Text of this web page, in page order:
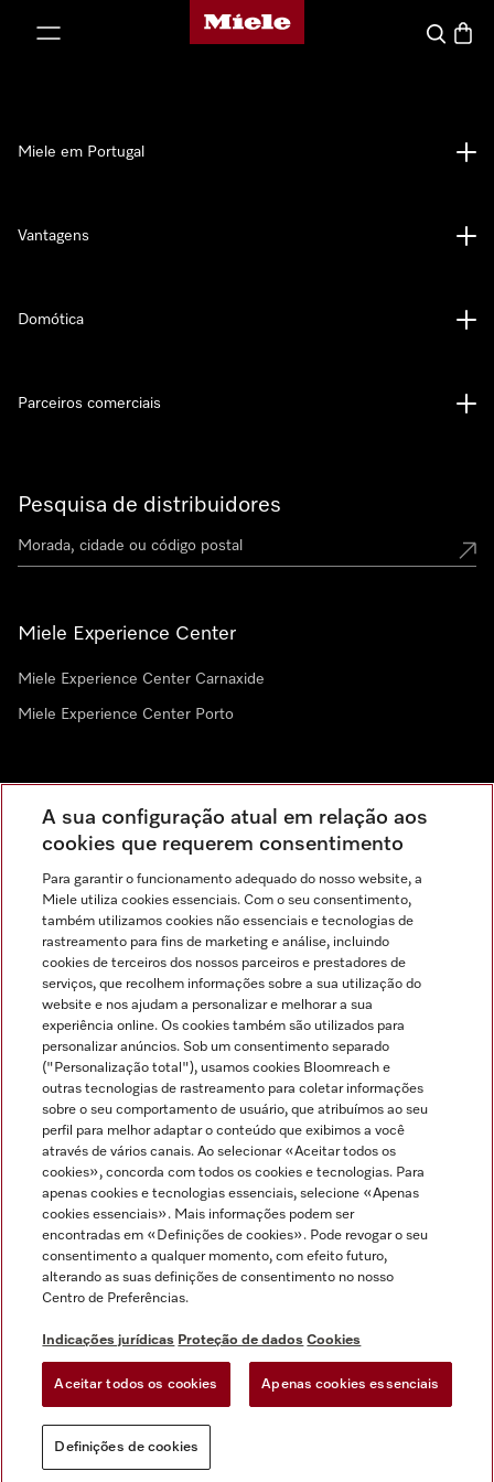
Página principal da Miele
Pesquisa
Pesquisa de distribuidores
Miele Experience Center
Miele Experience Center Carnaxide
Miele Experience Center Porto
Miele em Portugal
Vantagens
Domótica
Parceiros comerciais
Indicações jurídicas
Condições gerais
Proteção de dados
Condições de utilização
Canal de Ética
Formulário de livre resolução
Miele no Instagram
Miele no Facebook
Miele no Youtube
A sua configuração atual em relação aos
cookies que requerem consentimento
Para garantir o funcionamento adequado do nosso website, a
Miele utiliza cookies essenciais. Com o seu consentimento,
também utilizamos cookies não essenciais e tecnologias de
rastreamento para fins de marketing e análise, incluindo
cookies de terceiros dos nossos parceiros e prestadores de
serviços, que recolhem informações sobre a sua utilização do
website e nos ajudam a personalizar e melhorar a sua
experiência online. Os cookies também são utilizados para
personalizar anúncios. Sob um consentimento separado
("Personalização total"), usamos cookies Bloomreach e
outras tecnologias de rastreamento para coletar informações
sobre o seu comportamento de usuário, que atribuímos ao seu
perfil para melhor adaptar o conteúdo que exibimos a você
através de vários canais. Ao selecionar «Aceitar todos os
cookies», concorda com todos os cookies e tecnologias. Para
apenas cookies e tecnologias essenciais, selecione «Apenas
cookies essenciais». Mais informações podem ser
encontradas em «Definições de cookies». Pode revogar o seu
consentimento a qualquer momento, com efeito futuro,
alterando as suas definições de consentimento no nosso
Centro de Preferências.
Indicações jurídicas Proteção de dados Cookies
Aceitar todos os cookies Apenas cookies essenciais
Definições de cookies